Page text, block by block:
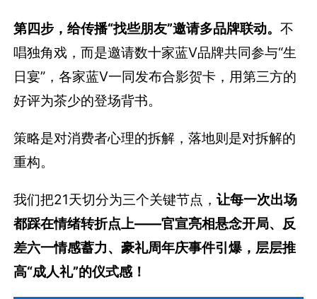
第四步，给传播“找些朋友”邀请多品牌联动。不
唱独角戏，而是邀请数十家蓝V品牌共同参与“生
日宴”，各家蓝V一同发布合影贺卡，用第三方的
好评为茶少的登场背书。
策略是对消费者心理的拆解，落地则是对拆解的
重构。
我们把21天切分为三个关键节点，让每一次出场
都踩在情绪转折点上——官宣亮相悬念开局、反
差六一情感蓄力、豪礼周年庆事件引爆，层层推
高“成人礼”的仪式感！